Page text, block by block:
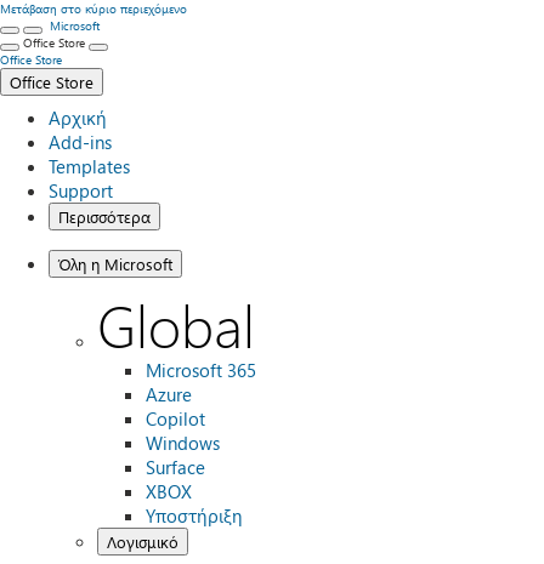
Μετάβαση στο κύριο περιεχόμενο
Microsoft
Office Store
Office Store
Office Store
Αρχική
Add-ins
Templates
Support
Περισσότερα
Όλη η Microsoft
Global
Microsoft 365
Azure
Copilot
Windows
Surface
XBOX
Υποστήριξη
Λογισμικό